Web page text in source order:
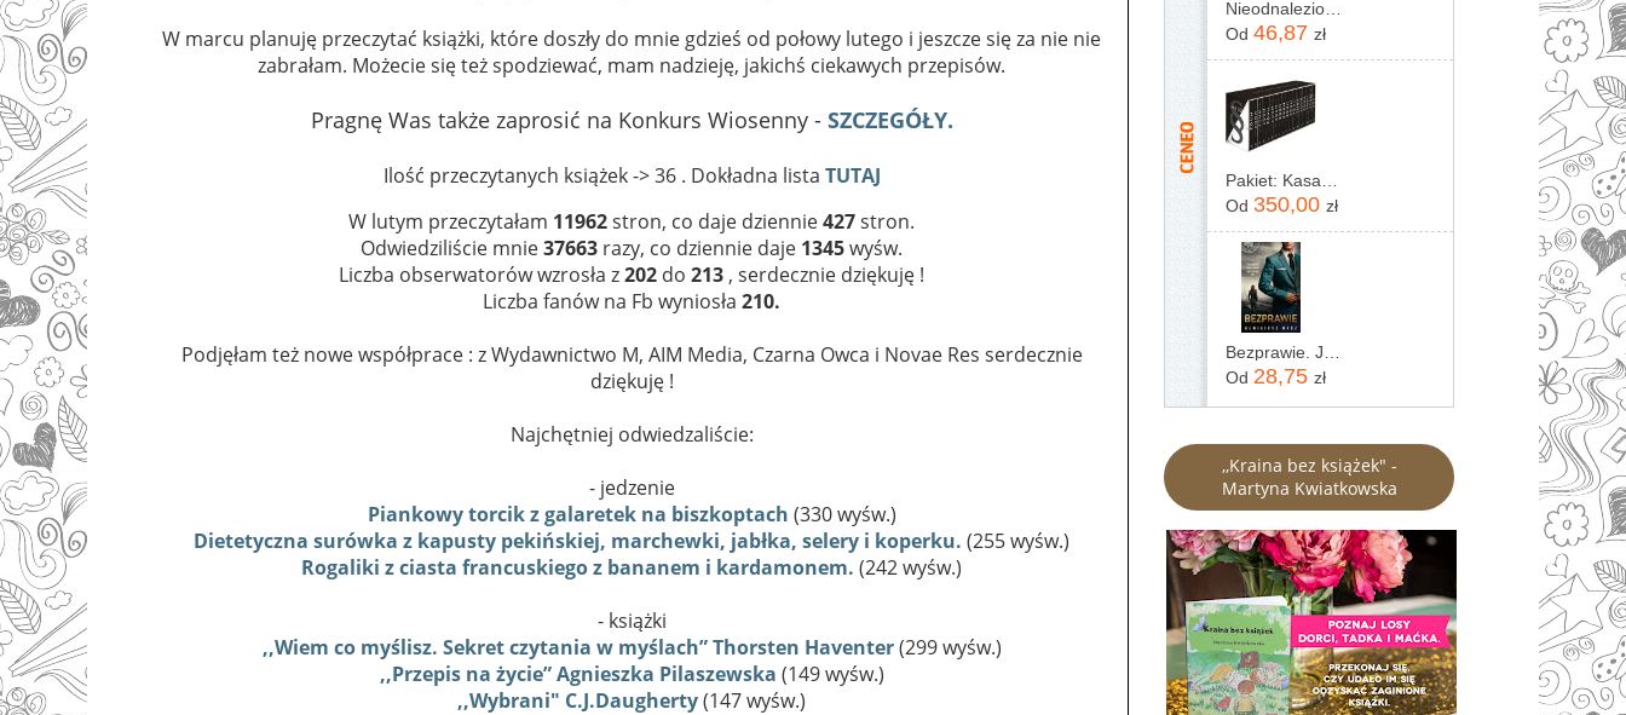
W marcu planuję przeczytać książki, które doszły do mnie gdzieś od połowy lutego i jeszcze się za nie nie
zabrałam. Możecie się też spodziewać, mam nadzieję, jakichś ciekawych przepisów.
Pragnę Was także zaprosić na Konkurs Wiosenny - SZCZEGÓŁY.
Ilość przeczytanych książek -> 36 . Dokładna lista TUTAJ
W lutym przeczytałam 11962stron, co daje dziennie427stron.
Odwiedziliście mnie37663 razy, co dziennie daje 1345wyśw.
Liczba obserwatorów wzrosła z202 do 213 , serdecznie dziękuję !
Liczba fanów na Fb wyniosła 210.
Podjęłam też nowe współprace : z Wydawnictwo M, AIM Media, Czarna Owca i Novae Res serdecznie
dziękuję !
Najchętniej odwiedzaliście:
- jedzenie
Piankowy torcik z galaretek na biszkoptach (330 wyśw.)
Dietetyczna surówka z kapusty pekińskiej, marchewki, jabłka, selery i koperku. (255 wyśw.)
Rogaliki z ciasta francuskiego z bananem i kardamonem. (242 wyśw.)
- książki
,,Wiem co myślisz. Sekret czytania w myślach” Thorsten Haventer(299 wyśw.)
,,Przepis na życie” Agnieszka Pilaszewska (149 wyśw.)
,,Wybrani" C.J.Daugherty(147 wyśw.)
Od 46,87 zł
Od 350,00 zł
Od 28,75 zł
,,Kraina bez książek" -
Martyna Kwiatkowska